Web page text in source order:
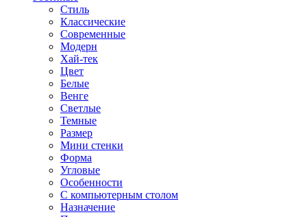
Стиль
Классические
Современные
Модерн
Хай-тек
Цвет
Белые
Венге
Светлые
Темные
Размер
Мини стенки
Форма
Угловые
Особенности
С компьютерным столом
Назначение